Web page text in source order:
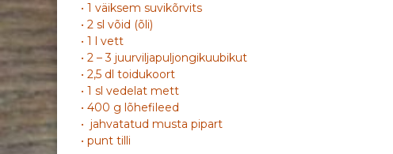
• 1 väiksem suvikõrvits
• 2 sl võid (õli)
• 1 l vett
• 2 – 3 juurviljapuljongikuubikut
• 2,5 dl toidukoort
• 1 sl vedelat mett
• 400 g lõhefileed
• jahvatatud musta pipart
• punt tilli